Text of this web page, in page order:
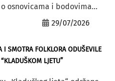
osnovicama i bodovima...
29/07/2026
I SMOTRA FOLKLORA ODUŠEVILE
LJETU”